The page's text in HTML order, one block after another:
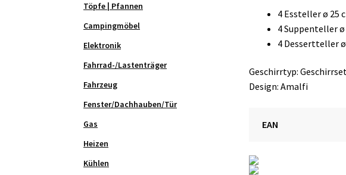
4 Essteller ø 25
4 Suppenteller ø
4 Dessertteller
Geschirrtyp:
Design: Amalfi
EAN
Töpfe | Pfannen
Campingmöbel
Elektronik
Fahrrad-/Lastenträger
Fahrzeug
Fenster/Dachhauben/Tür
Gas
Heizen
Kühlen